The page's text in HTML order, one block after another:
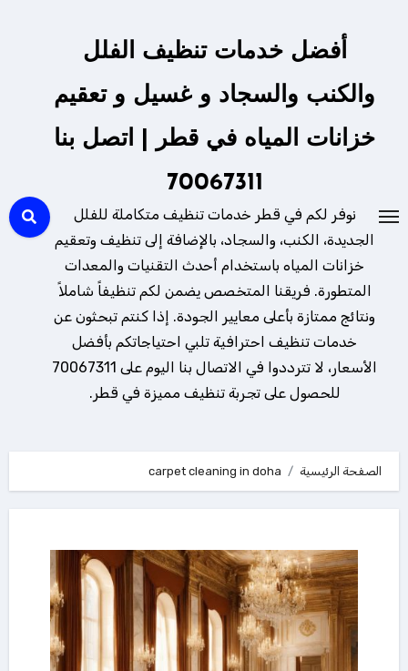
أفضل خدمات تنظيف الفلل
والكنب والسجاد و غسيل و تعقيم
خزانات المياه في قطر | اتصل بنا
70067311
نوفر لكم في قطر خدمات تنظيف متكاملة للفلل
الجديدة، الكنب، والسجاد، بالإضافة إلى تنظيف وتعقيم
خزانات المياه باستخدام أحدث التقنيات والمعدات
المتطورة. فريقنا المتخصص يضمن لكم تنظيفاً شاملاً
ونتائج ممتازة بأعلى معايير الجودة. إذا كنتم تبحثون عن
خدمات تنظيف احترافية تلبي احتياجاتكم بأفضل
الأسعار، لا تترددوا في الاتصال بنا اليوم على 70067311
للحصول على تجربة تنظيف مميزة في قطر.
الصفحة الرئيسية carpet cleaning in doha